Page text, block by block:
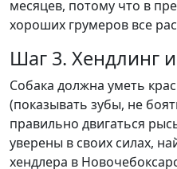
месяцев, потому что в
хороших грумеров все
Шаг 3. Хендлинг
Собака должна уметь
(показывать зубы, не
правильно двигаться
уверены в своих силах,
хендлера в